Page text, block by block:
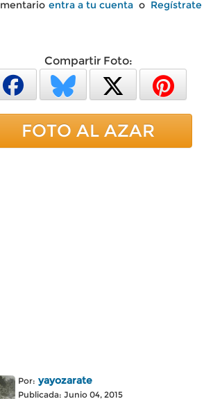
entra a tu cuenta o Regístrate
Compartir Foto:
FOTO AL AZAR
Por: yayozarate
Publicada: Junio 04, 2015